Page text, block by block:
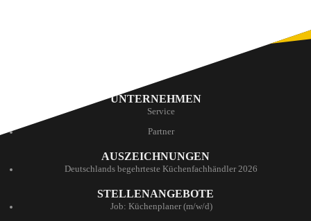
UNTERNEHMEN
Service
Partner
AUSZEICHNUNGEN
Deutschlands begehrteste Küchenfachhändler 2026
STELLENANGEBOTE
Job: Küchenplaner (m/w/d)